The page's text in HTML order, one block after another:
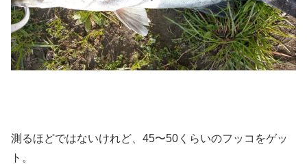
測るほどではないけれど、45〜50くらいのフッコをゲッ
ト。